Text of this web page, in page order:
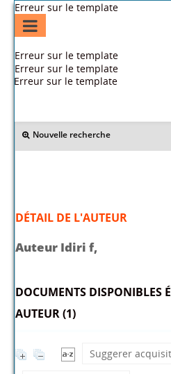
Erreur sur le template
Erreur sur le template
Erreur sur le template
Erreur sur le template
Nouvelle recherche
DÉTAIL DE L'AUTEUR
Auteur Idiri f,
DOCUMENTS DISPONIBLES
AUTEUR (1)
Suggerer